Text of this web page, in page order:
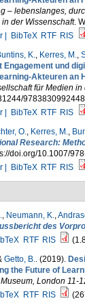
– lebenslanges,
der Wissenschaft.
| BibTeX RTF RIS
K., Kerres, M.,
Engagement und
Akteuren an
für Medien in
9783830992448
| BibTeX RTF RIS
O., Kerres, M.,
Research:
doi.org/10.1007/
| BibTeX RTF RIS
, Neumann, K.,
des
RTF RIS
Getto, B.. (2019).
the Future of
London 11-
RTF RIS